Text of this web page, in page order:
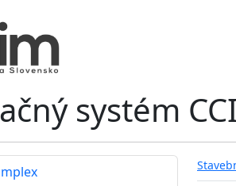
systém CCI